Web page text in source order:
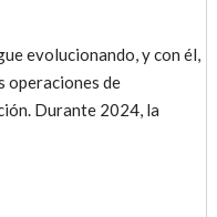
evolucionando, y con él,
operaciones de
Durante 2024, la